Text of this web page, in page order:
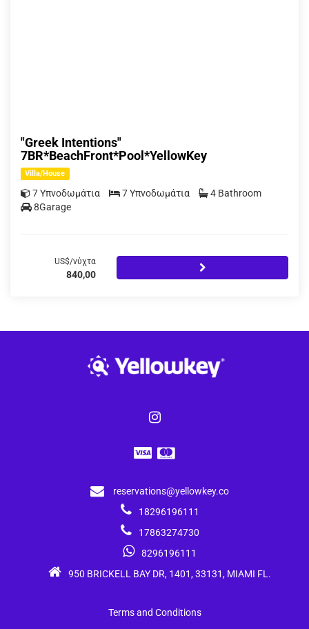
"Greek Intentions"
7BR*BeachFront*Pool*YellowKey
Villa/House
7 Υπνοδωμάτια 7 Υπνοδωμάτια
4 Bathroom
8Garage
US$/νύχτα
840,00
reservations@yellowkey.co
18296196111
17863274730
8296196111
950 BRICKELL BAY DR, 1401, 33131, MIAMI FL.
Terms and Conditions